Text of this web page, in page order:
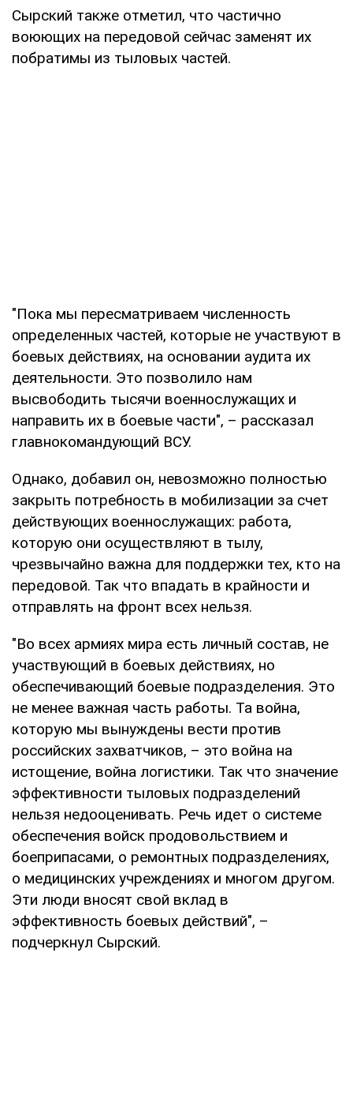
Сырский также отметил, что частично
воюющих на передовой сейчас заменят их
побратимы из тыловых частей.
"Пока мы пересматриваем численность
определенных частей, которые не участвуют в
боевых действиях, на основании аудита их
деятельности. Это позволило нам
высвободить тысячи военнослужащих и
направить их в боевые части", – рассказал
главнокомандующий ВСУ.
Однако, добавил он, невозможно полностью
закрыть потребность в мобилизации за счет
действующих военнослужащих: работа,
которую они осуществляют в тылу,
чрезвычайно важна для поддержки тех, кто на
передовой. Так что впадать в крайности и
отправлять на фронт всех нельзя.
"Во всех армиях мира есть личный состав, не
участвующий в боевых действиях, но
обеспечивающий боевые подразделения. Это
не менее важная часть работы. Та война,
которую мы вынуждены вести против
российских захватчиков, – это война на
истощение, война логистики. Так что значение
эффективности тыловых подразделений
нельзя недооценивать. Речь идет о системе
обеспечения войск продовольствием и
боеприпасами, о ремонтных подразделениях,
о медицинских учреждениях и многом другом.
Эти люди вносят свой вклад в
эффективность боевых действий", –
подчеркнул Сырский.